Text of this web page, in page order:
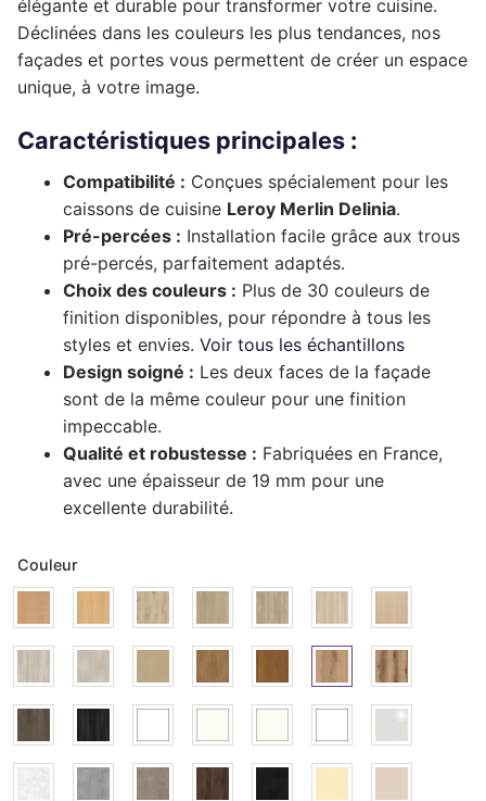
Complément rénovation de cuisine
Façade de tiroir
Complément rénovation de cuisine
Façade de porte
Façade de tiroir
Complément rénovation de cuisine
Pour caissons Ixina
Façade de porte
Façade de tiroir
Complément rénovation de cuisine
Pour caissons Lapeyre
Façade de porte
Façade de tiroir
Complément rénovation de cuisine
Pour caissons Mobalpa
Façade de porte
Façade de tiroir
Complément rénovation de cuisine
Pour caissons Schmidt
Façade de porte
Façade de tiroir
Complément rénovation de cuisine
Pour caissons SoCoo’c
Façade de porte
Façade de tiroir
Complément rénovation de cuisine
élégante et durable pour transformer votre cuisine.
Déclinées dans les couleurs les plus tendances, nos
façades et portes vous permettent de créer un espace
unique, à votre image.
Caractéristiques principales :
Compatibilité : Conçues spécialement pour les
caissons de cuisine Leroy Merlin Delinia.
Pré-percées : Installation facile grâce aux trous
pré-percés, parfaitement adaptés.
Choix des couleurs : Plus de 30 couleurs de
finition disponibles, pour répondre à tous les
styles et envies. Voir tous les échantillons
Design soigné : Les deux faces de la façade
sont de la même couleur pour une finition
impeccable.
Qualité et robustesse : Fabriquées en France,
avec une épaisseur de 19 mm pour une
excellente durabilité.
Couleur